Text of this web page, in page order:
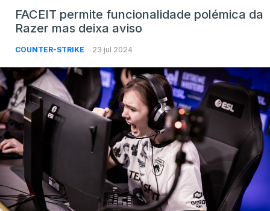
FACEIT permite funcionalidade polémica da
Razer mas deixa aviso
COUNTER-STRIKE 23 jul 2024